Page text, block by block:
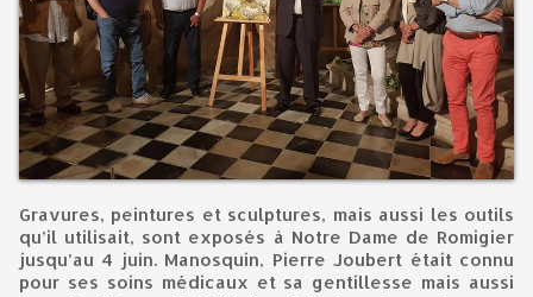
Gravures, peintures et sculptures, mais aussi les outils
qu’il utilisait, sont exposés à Notre Dame de Romigier
jusqu’au 4 juin. Manosquin, Pierre Joubert était connu
pour ses soins médicaux et sa gentillesse mais aussi